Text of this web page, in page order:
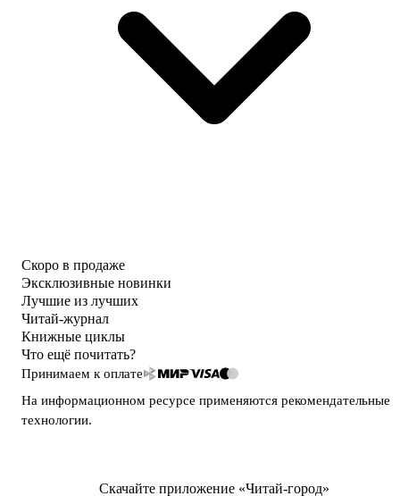
Скоро в продаже
Эксклюзивные новинки
Лучшие из лучших
Читай-журнал
Книжные циклы
Что ещё почитать?
Принимаем к оплате
На информационном ресурсе применяются рекомендательные
технологии.
Скачайте приложение «Читай-город»